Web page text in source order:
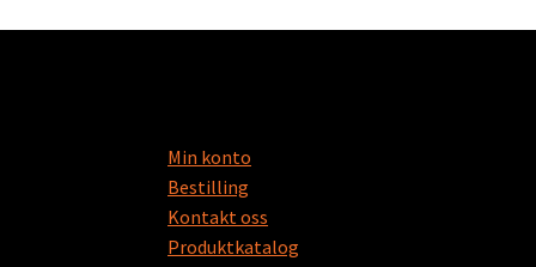
Min konto
Bestilling
Kontakt oss
Produktkatalog